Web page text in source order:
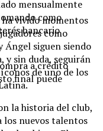
vivido momentos
como
Ángel siguen siendo
y sin duda, seguirán
de uno de los
la historia del club,
los nuevos talentos
mensualmente
como
bancario
a crédito
final puede